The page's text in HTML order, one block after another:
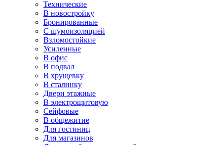
Технические
В новостройку
Бронированные
С шумоизоляцией
Взломостойкие
Усиленные
В офис
В подвал
В хрущевку
В сталинку
Двери этажные
В электрощитовую
Сейфовые
В общежитие
Для гостиниц
Для магазинов